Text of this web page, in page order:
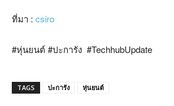
ที่มา : csiro
#หุ่นยนต์#ปะการัง #TechhubUpdate
TAGS ปะการัง หุ่นยนต์